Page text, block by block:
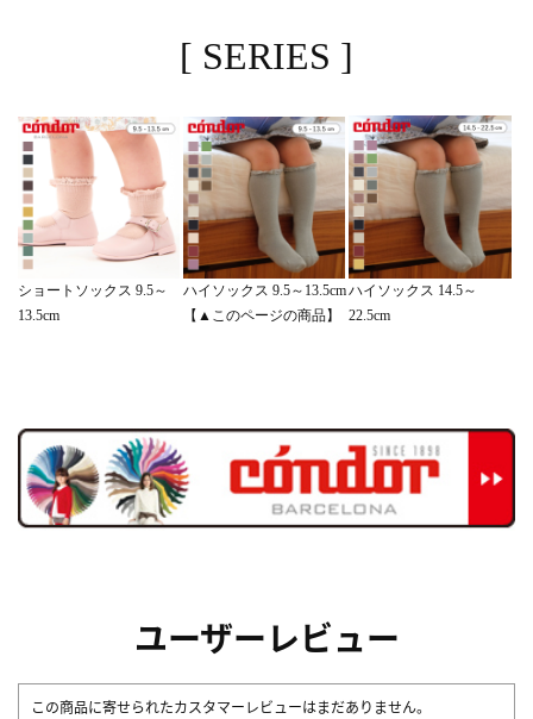
[ SERIES ]
ショートソックス 9.5～
13.5cm
ハイソックス 9.5～13.5cm
【▲このページの商品】
ハイソックス 14.5～
22.5cm
ユーザーレビュー
この商品に寄せられたカスタマーレビューはまだありません。